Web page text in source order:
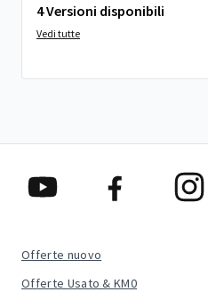
4 Versioni disponibili
Vedi tutte
Offerte nuovo
Offerte Usato & KM0